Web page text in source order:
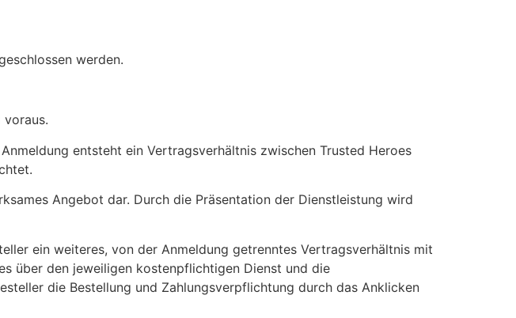
werden.
entsteht ein Vertragsverhältnis zwischen Trusted Heroes
Angebot dar. Durch die Präsentation der Dienstleistung wird
ein weiteres, von der Anmeldung getrenntes Vertragsverhältnis mit
über den jeweiligen kostenpflichtigen Dienst und die
die Bestellung und Zahlungsverpflichtung durch das Anklicken